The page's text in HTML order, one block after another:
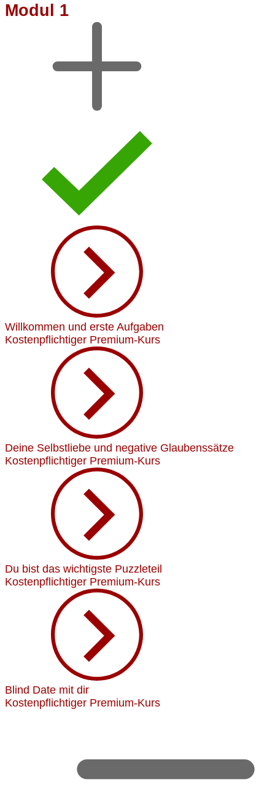
Modul 1
Willkommen und erste Aufgaben
Kostenpflichtiger Premium-Kurs
Deine Selbstliebe und negative Glaubenssätze
Kostenpflichtiger Premium-Kurs
Du bist das wichtigste Puzzleteil
Kostenpflichtiger Premium-Kurs
Blind Date mit dir
Kostenpflichtiger Premium-Kurs